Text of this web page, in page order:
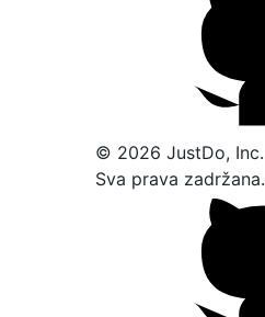
© 2026 JustDo, Inc.
Sva prava zadržana.